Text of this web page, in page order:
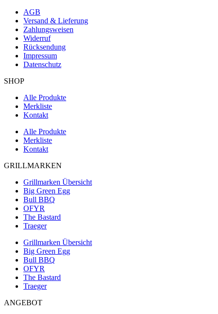
AGB
Versand & Lieferung
Zahlungsweisen
Widerruf
Rücksendung
Impressum
Datenschutz
SHOP
Alle Produkte
Merkliste
Kontakt
Alle Produkte
Merkliste
Kontakt
GRILLMARKEN
Grillmarken Übersicht
Big Green Egg
Bull BBQ
OFYR
The Bastard
Traeger
Grillmarken Übersicht
Big Green Egg
Bull BBQ
OFYR
The Bastard
Traeger
ANGEBOT